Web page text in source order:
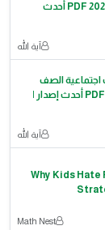
السادس الابتدائي الترم الأول 2027 PDF أحدث
آية الله
اجتماعية الصف
الرابع الابتدائي الترم الأول 2027 PDF أحدث إصدار |
آية الله
Why Kids Hate
Math Nest